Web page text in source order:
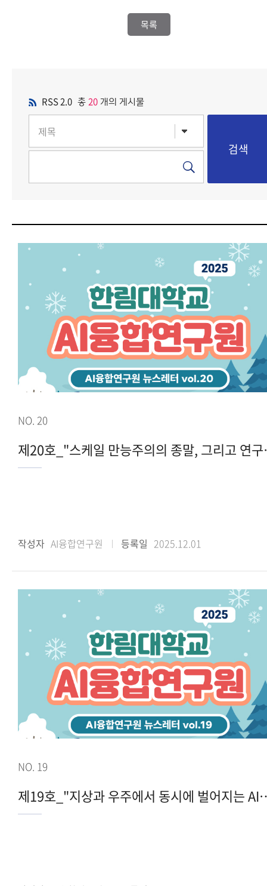
RSS 2.0 총 20 개의 게시물
NO. 20
제20
작성자 AI융합연구원 등록일 2025.12.01
NO. 19
제19호_"지상과